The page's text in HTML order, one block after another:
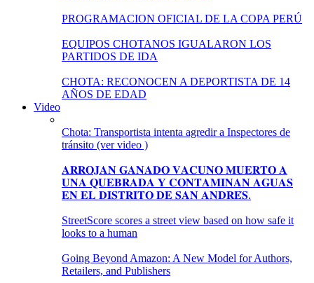
PROGRAMACION OFICIAL DE LA COPA PERÚ
EQUIPOS CHOTANOS IGUALARON LOS
PARTIDOS DE IDA
CHOTA: RECONOCEN A DEPORTISTA DE 14
AÑOS DE EDAD
Video
Chota: Transportista intenta agredir a Inspectores de
tránsito (ver video )
𝐀𝐑𝐑𝐎𝐉𝐀𝐍 𝐆𝐀𝐍𝐀𝐃𝐎 𝐕𝐀𝐂𝐔𝐍𝐎 𝐌𝐔𝐄𝐑𝐓𝐎 𝐀
𝐔𝐍𝐀 𝐐𝐔𝐄𝐁𝐑𝐀𝐃𝐀 𝐘 𝐂𝐎𝐍𝐓𝐀𝐌𝐈𝐍𝐀𝐍 𝐀𝐆𝐔𝐀𝐒
𝐄𝐍 𝐄𝐋 𝐃𝐈𝐒𝐓𝐑𝐈𝐓𝐎 𝐃𝐄 𝐒𝐀𝐍 𝐀𝐍𝐃𝐑𝐄́𝐒.
StreetScore scores a street view based on how safe it
looks to a human
Going Beyond Amazon: A New Model for Authors,
Retailers, and Publishers